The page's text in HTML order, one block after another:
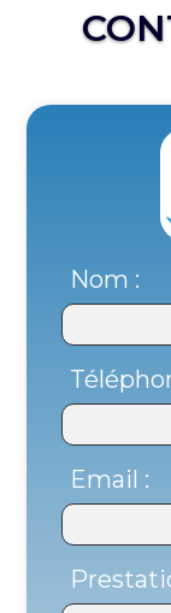
Nom :
Email :